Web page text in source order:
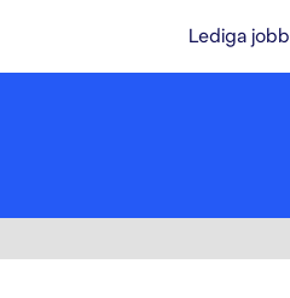
Lediga jobb